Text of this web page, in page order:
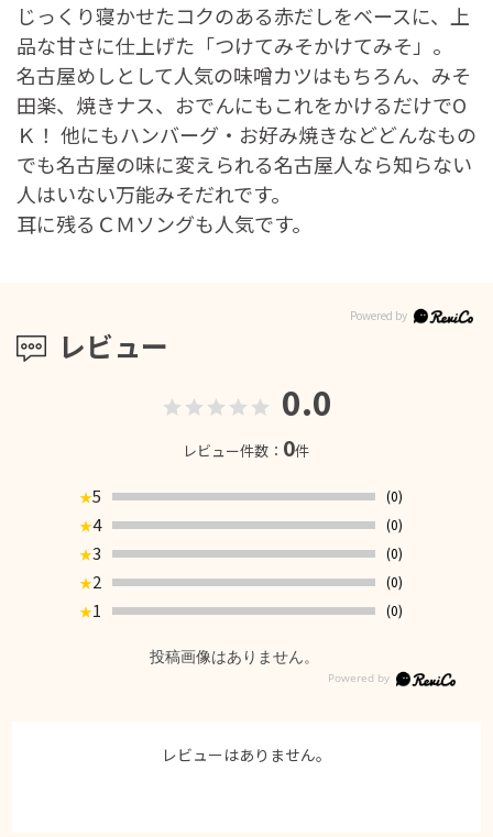
じっくり寝かせたコクのある赤だしをベースに、上
品な甘さに仕上げた「つけてみそかけてみそ」。
名古屋めしとして人気の味噌カツはもちろん、みそ
田楽、焼きナス、おでんにもこれをかけるだけでО
Ｋ！ 他にもハンバーグ・お好み焼きなどどんなもの
でも名古屋の味に変えられる名古屋人なら知らない
人はいない万能みそだれです。
耳に残るＣＭソングも人気です。
レビュー
0.0
レビュー件数： 0件
★5
(0)
★4
(0)
★3
(0)
★2
(0)
★1 (0)
投稿画像はありません。
レビューはありません。